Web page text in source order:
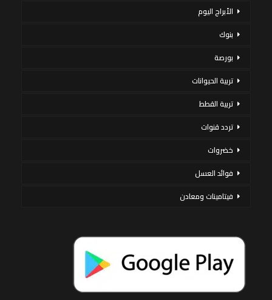
الأبراج اليوم
بنوك
بورصة
تربية الحيوانات
تربية القطط
تردد قنوات
خضروات
فوائد العسل
فيتامينات ومعادن